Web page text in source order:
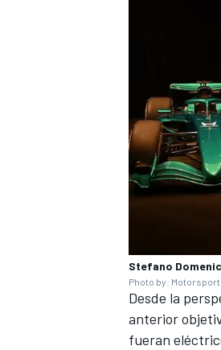
Stefano
Photo by:
Desde la
anterior
fueran